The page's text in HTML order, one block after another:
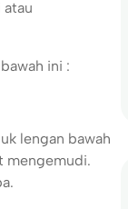
atau
ini :
lengan bawah
mengemudi.